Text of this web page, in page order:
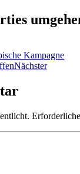
Kampagne
Nächster